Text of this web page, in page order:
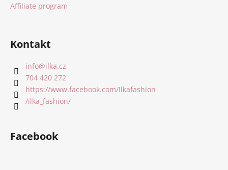
Affiliate program
Kontakt
info@ilka.cz
704 420 272
https://www.facebook.com/Ilkafashion
/ilka_fashion/
Facebook